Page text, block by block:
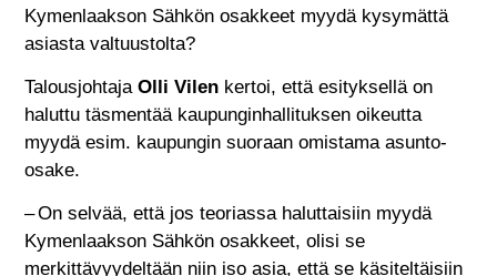
Kymenlaakson Sähkön osakkeet myydä kysymättä
asiasta valtuustolta?
TalousjohtajaOlli Vilen kertoi, että esityksellä on
haluttu täsmentää kaupunginhallituksen oikeutta
myydä esim. kaupungin suoraan omistama asunto-
osake.
– On selvää, että jos teoriassa haluttaisiin myydä
Kymenlaakson Sähkön osakkeet, olisi se
merkittävyydeltään niin iso asia, että se käsiteltäisiin